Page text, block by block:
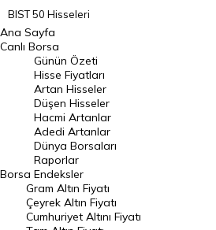
BIST 50 Hisseleri
BIST 100 Hisseleri
En Çok Artan Hisseler
En Çok Düşen Hisseler
Hacmi Artanlar
Geçmiş Kapanışlar
Dünya Borsaları
Raporlar
Endeksler
Ana Sayfa
Canlı Borsa
Borsa
Günün Özeti
Hisse Fiyatları
Artan Hisseler
Düşen Hisseler
Hacmi Artanlar
Adedi Artanlar
Dünya Borsaları
Raporlar
Endeksler
Gram Altın Fiyatı
Çeyrek Altın Fiyatı
Cumhuriyet Altını Fiyatı